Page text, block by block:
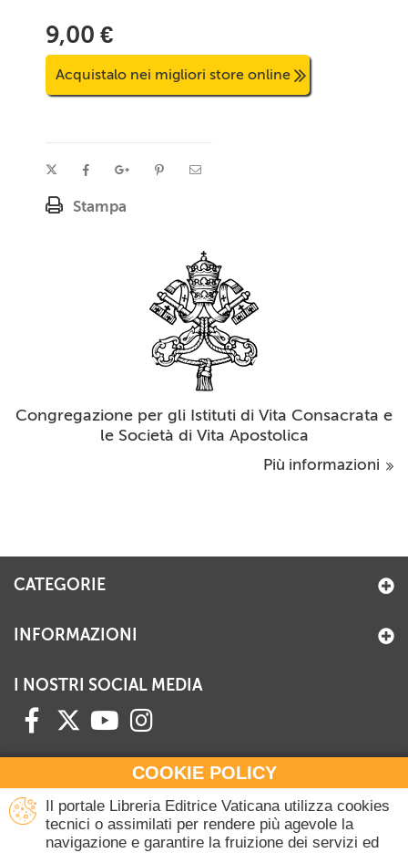
9,00 €
Acquistalo nei migliori store online
Stampa
Congregazione per gli Istituti di Vita Consacrata e
le Società di Vita Apostolica
Più informazioni
COOKIE POLICY
Il portale Libreria Editrice Vaticana utilizza cookies
tecnici o assimilati per rendere più agevole la
navigazione e garantire la fruizione dei servizi ed
CATEGORIE
INFORMAZIONI
I NOSTRI SOCIAL MEDIA
HAI BISOGNO DI INFORMAZIONI?
Contattaci all'Ufficio Commerciale
+39 06 698 45780